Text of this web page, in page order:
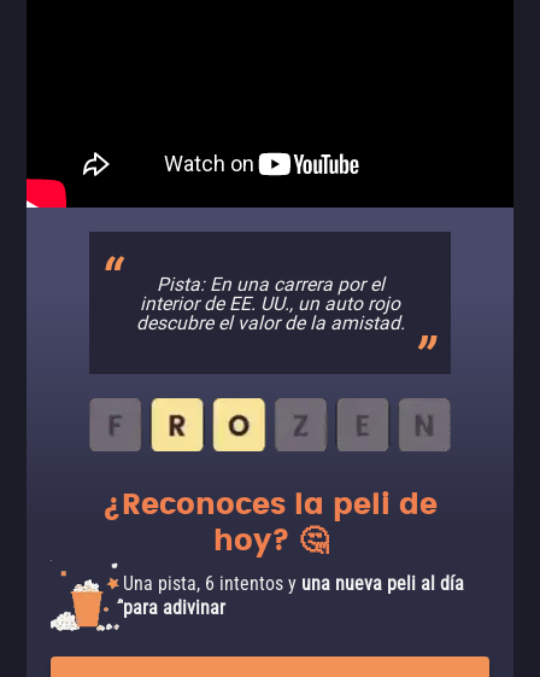
Pista: En una carrera por el
interior de EE. UU., un auto rojo
descubre el valor de la amistad.
¿Reconoces la peli de
hoy? 🤔
Una pista, 6 intentos y una nueva peli al día
para adivinar